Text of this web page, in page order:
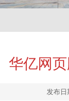
华亿网
发布